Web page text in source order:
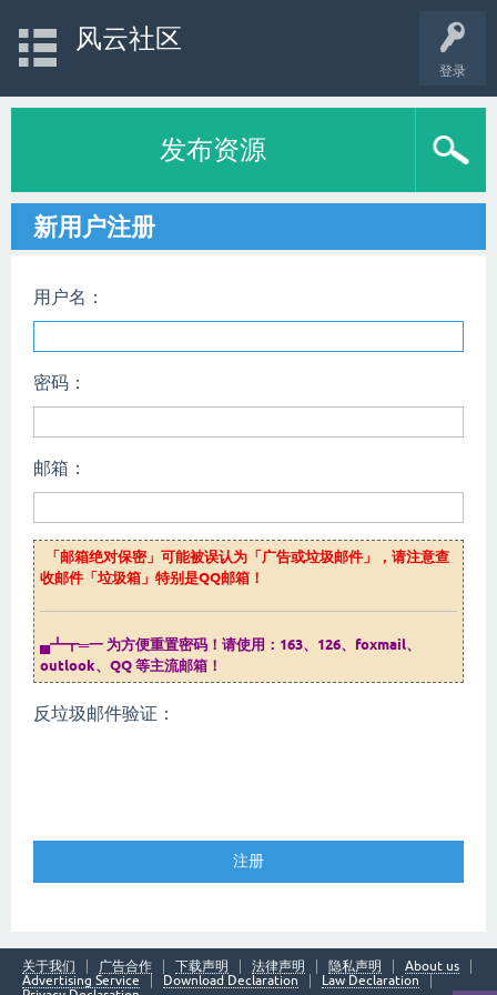
登录
风云社区
发布资源
新用户注册
用户名：
密码：
邮箱：
「邮箱绝对保密」可能被误认为「广告或垃圾邮件」，请注意查
收邮件「垃圾箱」特别是QQ邮箱！
▄┻┳═一 为方便重置密码！请使用：163、126、foxmail、
outlook、QQ 等主流邮箱！
反垃圾邮件验证：
关于我们 广告合作 下载声明 法律声明 隐私声明
About us
Advertising Service
Download Declaration
Law Declaration